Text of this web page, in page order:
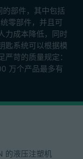
部件，其中包括
零部件，并且可
力成本降低，同时
匙系统可以根据模
苛的质量规定：
万个产品最多有
的液压注塑机